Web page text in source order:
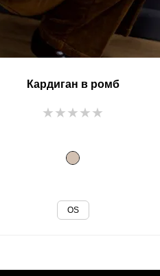
Кардиган в ромб
★★★★★
OS